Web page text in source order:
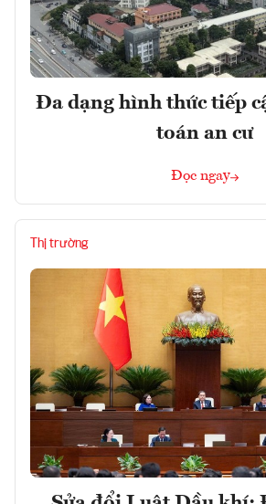
Đa dạng hình thức tiếp
toán an cư
Đọc ngay
Thị trường